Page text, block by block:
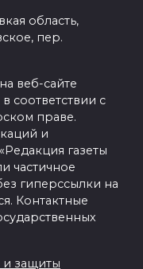
область,
пер.
веб-сайте
соответствии с
праве.
и
газеты
частичное
гиперссылки на
Контактные
и защиты